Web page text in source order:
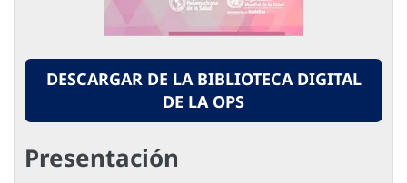
DESCARGAR DE LA BIBLIOTECA DIGITAL
DE LA OPS
Presentación